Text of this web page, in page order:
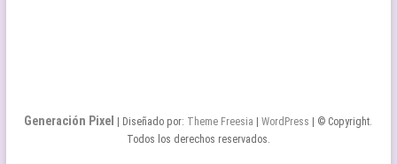
Generación Pixel | Diseñado por: Theme Freesia |WordPress
| © Copyright.
Todos los derechos reservados.